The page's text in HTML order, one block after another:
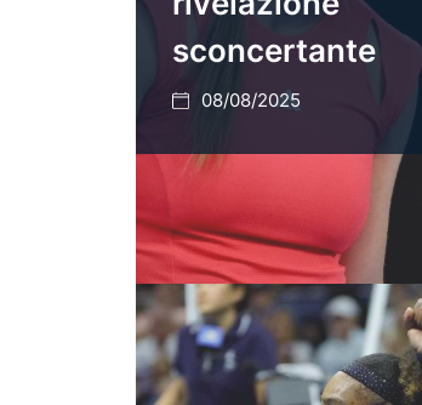
sconcertante
08/08/2025